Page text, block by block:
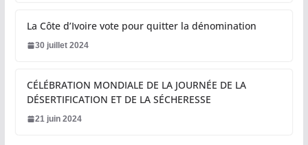
La Côte d’Ivoire vote pour quitter la dénomination
30 juillet 2024
CÉLÉBRATION MONDIALE DE LA JOURNÉE DE LA
DÉSERTIFICATION ET DE LA SÉCHERESSE
21 juin 2024